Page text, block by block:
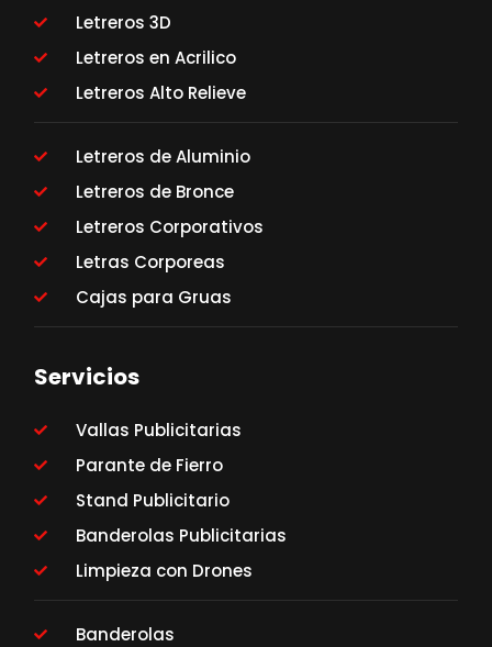
Letreros 3D
Letreros en Acrilico
Letreros Alto Relieve
Letreros de Aluminio
Letreros de Bronce
Letreros Corporativos
Letras Corporeas
Cajas para Gruas
Servicios
Vallas Publicitarias
Parante de Fierro
Stand Publicitario
Banderolas Publicitarias
Limpieza con Drones
Banderolas